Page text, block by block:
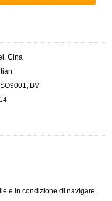
Cina
BV
e in condizione di navigare